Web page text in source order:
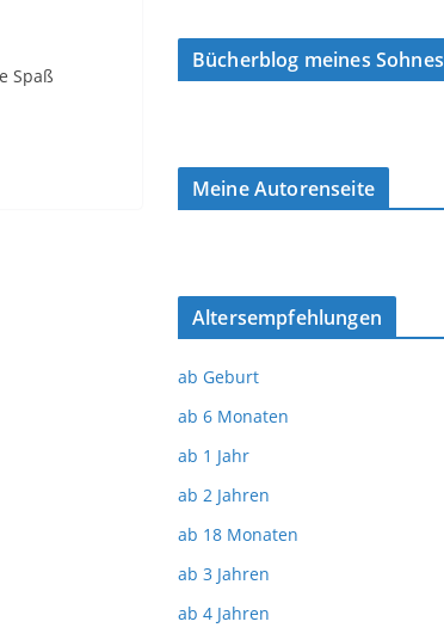
Spaß
Bücherblog meines Sohnes
Meine Autorenseite
Altersempfehlungen
ab Geburt
ab 6 Monaten
ab 1 Jahr
ab 2 Jahren
ab 18 Monaten
ab 3 Jahren
ab 4 Jahren